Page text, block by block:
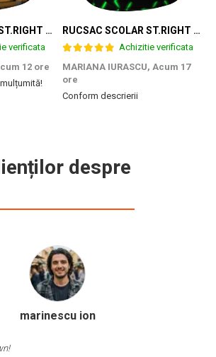
RUCSAC SCOLAR ST.RIGHT 4 COMPARTIMENTE BP-04 GAME ZONE 698187
verificata
12 ore
RUCSAC SCOLAR ST.RIGHT 4 COMPARTIMENTE BP-04 GREEN LEVEL 301339
Achizitie verificata
MARIANA IURASCU, Acum 17
ore
Conform descrierii
despre
Calinescu Matei
de papetarie si birotica de cel putin 10 ani de la